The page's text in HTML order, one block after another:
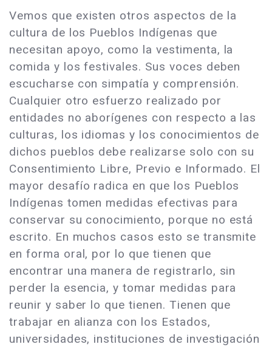
Vemos que existen otros aspectos de la
cultura de los Pueblos Indígenas que
necesitan apoyo, como la vestimenta, la
comida y los festivales. Sus voces deben
escucharse con simpatía y comprensión.
Cualquier otro esfuerzo realizado por
entidades no aborígenes con respecto a las
culturas, los idiomas y los conocimientos de
dichos pueblos debe realizarse solo con su
Consentimiento Libre, Previo e Informado. El
mayor desafío radica en que los Pueblos
Indígenas tomen medidas efectivas para
conservar su conocimiento, porque no está
escrito. En muchos casos esto se transmite
en forma oral, por lo que tienen que
encontrar una manera de registrarlo, sin
perder la esencia, y tomar medidas para
reunir y saber lo que tienen. Tienen que
trabajar en alianza con los Estados,
universidades, instituciones de investigación